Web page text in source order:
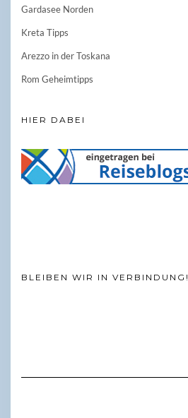
Gardasee Norden
Kreta Tipps
Arezzo in der Toskana
Rom Geheimtipps
HIER DABEI
BLEIBEN WIR IN VERBINDUNG!